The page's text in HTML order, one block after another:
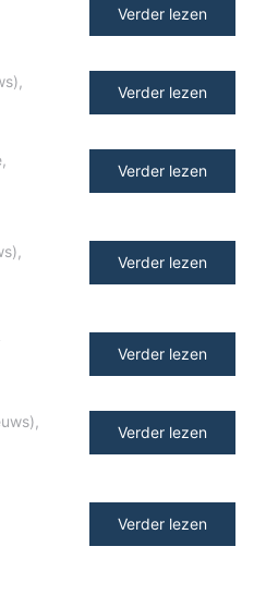
Verder lezen
,
Verder lezen
,
Verder lezen
,
Verder lezen
Verder lezen
,
Verder lezen
Verder lezen